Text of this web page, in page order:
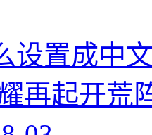
设置成中
再起开荒